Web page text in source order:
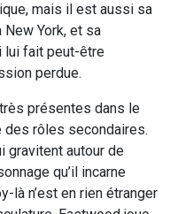
mais il est aussi sa
York, et sa
lui fait peut-être
perdue.
présentes dans le
des rôles secondaires.
gravitent autour de
qu’il incarne
là n’est en rien étranger